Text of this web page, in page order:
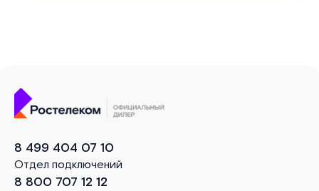
8 499 404 07 10
Отдел подключений
8 800 707 12 12